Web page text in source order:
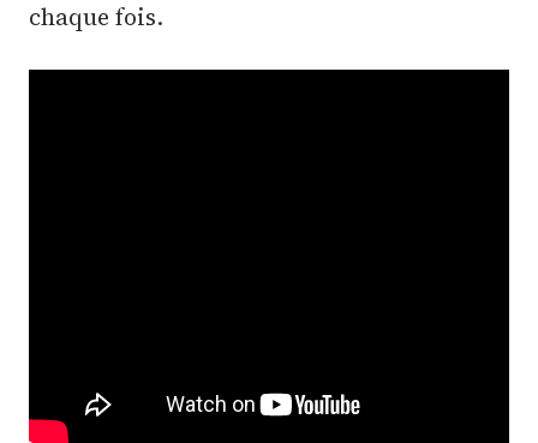
chaque fois.